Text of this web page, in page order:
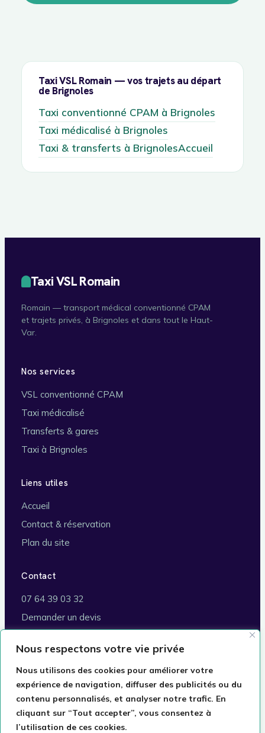
Nous respectons votre vie privée
Nous utilisons des cookies pour améliorer votre
expérience de navigation, diffuser des publicités ou du
contenu personnalisés, et analyser notre trafic. En
cliquant sur “Tout accepter”, vous consentez à
l’utilisation de ces cookies.
Taxi VSL Romain — vos trajets au départ
de Brignoles
Taxi conventionné CPAM à Brignoles
Taxi médicalisé à Brignoles
Taxi & transferts à BrignolesAccueil
Taxi VSL Romain
Romain — transport médical conventionné CPAM
et trajets privés, à Brignoles et dans tout le Haut-
Var.
Nos services
VSL conventionné CPAM
Taxi médicalisé
Transferts & gares
Taxi à Brignoles
Liens utiles
Accueil
Contact & réservation
Plan du site
Contact
07 64 39 03 32
Demander un devis
Commune de rattachement :
Marseille
© 2026 Taxi VSL Romain · Conventionné Assurance